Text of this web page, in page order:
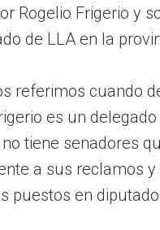
Rogelio Frigerio y
de LLA en la
referimos cuando
es un
no tiene senadores
a sus reclamos y
puestos en